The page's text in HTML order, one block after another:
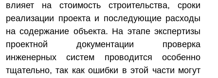
влияет на стоимость строительства, сроки
реализации проекта и последующие расходы
на содержание объекта. На этапе экспертизы
проектной документации проверка
инженерных систем проводится особенно
тщательно, так как ошибки в этой части могут